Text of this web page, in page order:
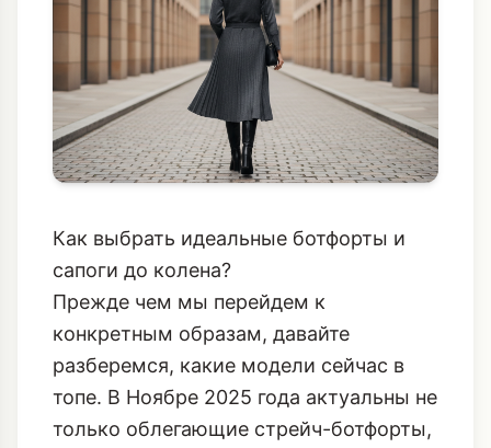
Как выбрать идеальные ботфорты и
сапоги до колена?
Прежде чем мы перейдем к
конкретным образам, давайте
разберемся, какие модели сейчас в
топе. В Ноябре 2025 года актуальны не
только облегающие стрейч-ботфорты,